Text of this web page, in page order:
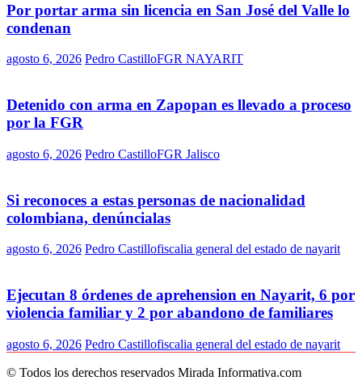
Por portar arma sin licencia en San José del Valle lo
condenan
agosto 6, 2026 Pedro CastilloFGR NAYARIT
Detenido con arma en Zapopan es llevado a proceso
por la FGR
agosto 6, 2026 Pedro CastilloFGR Jalisco
Si reconoces a estas personas de nacionalidad
colombiana, denúncialas
agosto 6, 2026 Pedro Castillofiscalia general del estado de nayarit
Ejecutan 8 órdenes de aprehension en Nayarit, 6 por
violencia familiar y 2 por abandono de familiares
agosto 6, 2026 Pedro Castillofiscalia general del estado de nayarit
© Todos los derechos reservados Mirada Informativa.com